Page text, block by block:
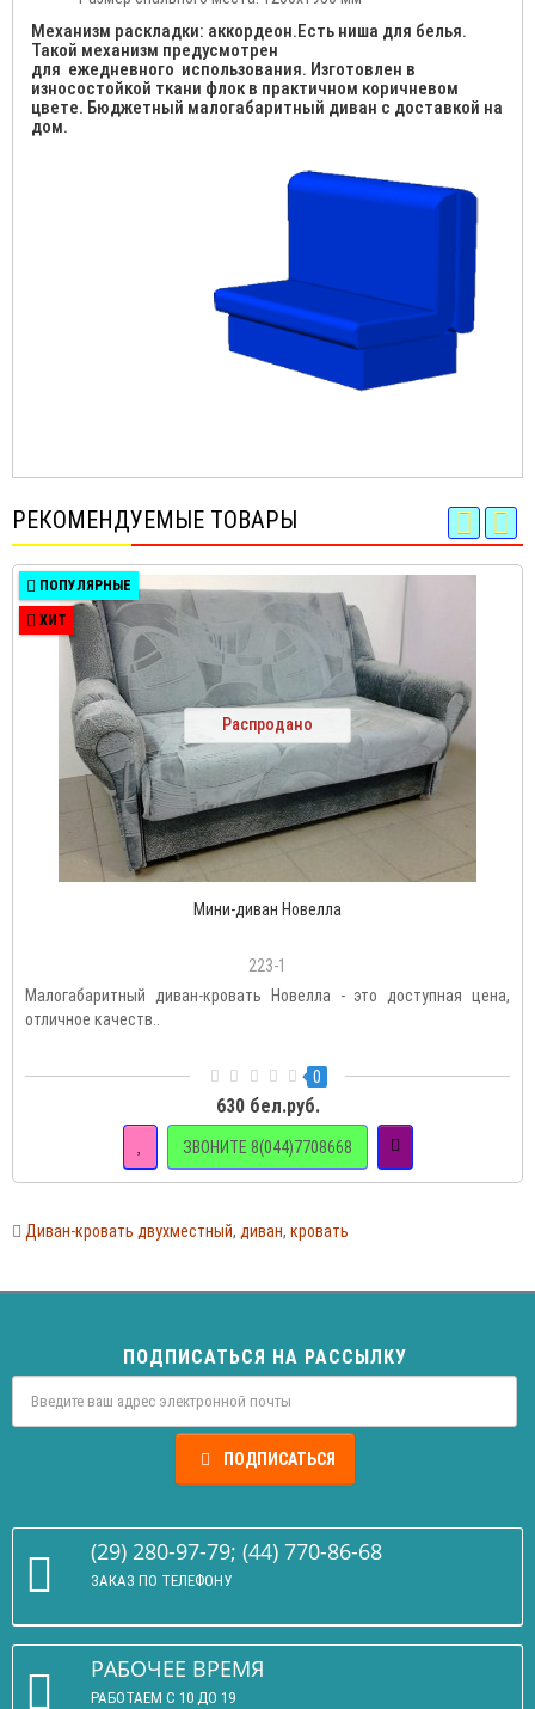
Механизм раскладки: аккордеон.Есть ниша для белья.
Такой механизм предусмотрен
для ежедневного использования. Изготовлен в
износостойкой ткани флок в практичном коричневом
цвете. Бюджетный малогабаритный диван с доставкой на
дом.
РЕКОМЕНДУЕМЫЕ ТОВАРЫ
ПОПУЛЯРНЫЕ
ХИТ
Распродано
Мини-диван Новелла
223-1
Малогабаритный диван-кровать Новелла - это доступная цена,
отличное качеств..
0
630 бел.руб.
ЗВОНИТЕ 8(044)7708668
Диван-кровать двухместный, диван, кровать
ПОДПИСАТЬСЯ НА РАССЫЛКУ
ПОДПИСАТЬСЯ
(29) 280-97-79; (44) 770-86-68
ЗАКАЗ ПО ТЕЛЕФОНУ
РАБОЧЕЕ ВРЕМЯ
РАБОТАЕМ С 10 ДО 19